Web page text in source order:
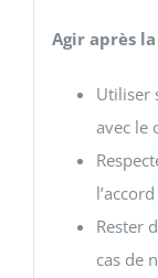
Agir après
Utiliser
avec le
l’accord
Rester
cas de